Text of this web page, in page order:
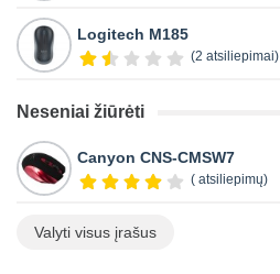
Logitech M185
(2 atsiliepimai)
Neseniai žiūrėti
Canyon CNS-CMSW7
( atsiliepimų)
Valyti visus įrašus